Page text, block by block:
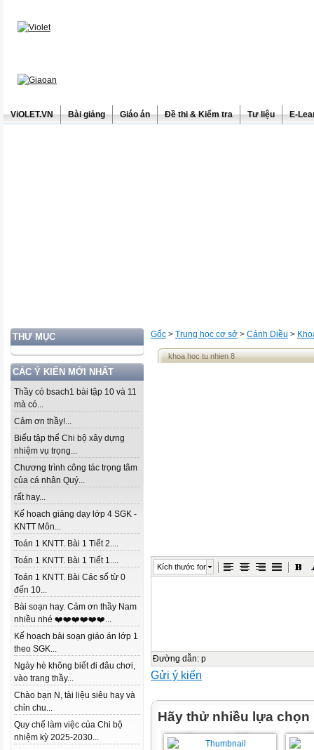
ViOLET.VN Bài giảng Giáo án Đề thi & Kiểm tra Tư liệu E-
THƯ MỤC
CÁC Ý KIẾN MỚI NHẤT
Thầy có bsach1 bài tập 10 và 11
mà có...
Cảm ơn thầy!...
Biểu tập thể Chi bộ xây dựng
nhiệm vụ trọng...
Chương trình công tác trọng tâm
của cá nhân Quý...
rất hay...
Kế hoạch giảng dạy lớp 4 SGK -
KNTT Môn...
Toán 1 KNTT. Bài 1 Tiết 2....
Toán 1 KNTT. Bài 1 Tiết 1....
Toán 1 KNTT. Bài Các số từ 0
đến 10...
Bài soạn hay. Cảm ơn thầy Nam
nhiều nhé ❤️❤️❤️❤️❤️❤️...
Kế hoạch bài soạn giáo án lớp 1
theo SGK...
Ngày hè không biết đi đâu chơi,
vào trang thầy...
Chào bạn N, tài liệu siêu hay và
chỉn chu...
Quy chế làm việc của Chi bộ
nhiệm kỳ 2025-2030...
Gốc > Trung học cơ sở > Cánh Diều >
khoa hoc tu nhien 8
Kích thước font
Đường dẫn: p
Gửi ý kiến
Hãy thử nhiều lựa chọn